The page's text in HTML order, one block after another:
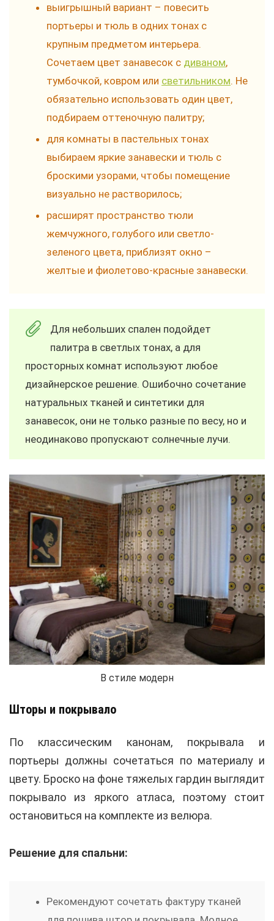
выигрышный вариант – повесить
портьеры и тюль в одних тонах с
крупным предметом интерьера.
Сочетаем цвет занавесок с диваном,
тумбочкой, ковром или светильником. Не
обязательно использовать один цвет,
подбираем оттеночную палитру;
для комнаты в пастельных тонах
выбираем яркие занавески и тюль с
броскими узорами, чтобы помещение
визуально не растворилось;
расширят пространство тюли
жемчужного, голубого или светло-
зеленого цвета, приблизят окно –
желтые и фиолетово-красные занавески.
Для небольших спален подойдет
палитра в светлых тонах, а для
просторных комнат используют любое
дизайнерское решение. Ошибочно сочетание
натуральных тканей и синтетики для
занавесок, они не только разные по весу, но и
неодинаково пропускают солнечные лучи.
В стиле модерн
Шторы и покрывало
По классическим канонам, покрывала и
портьеры должны сочетаться по материалу и
цвету. Броско на фоне тяжелых гардин выглядит
покрывало из яркого атласа, поэтому стоит
остановиться на комплекте из велюра.
Решение для спальни:
Рекомендуют сочетать фактуру тканей